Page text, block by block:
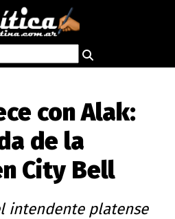
con Alak:
de la
City Bell
intendente platense